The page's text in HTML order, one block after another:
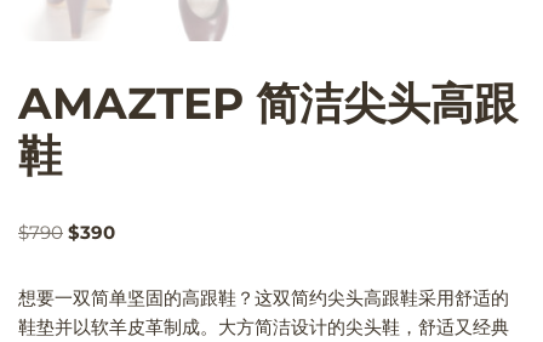
AMAZTEP 简洁尖头高跟
鞋
$790 $390
想要一双简单坚固的高跟鞋？这双简约尖头高跟鞋采用舒适的
鞋垫并以软羊皮革制成。大方简洁设计的尖头鞋，舒适又经典